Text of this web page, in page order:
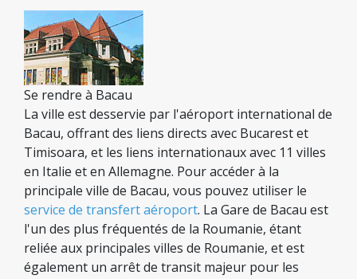
Se rendre à Bacau
La ville est desservie par l'aéroport international de
Bacau, offrant des liens directs avec Bucarest et
Timisoara, et les liens internationaux avec 11 villes
en Italie et en Allemagne. Pour accéder à la
principale ville de Bacau, vous pouvez utiliser le
service de transfert aéroport. La Gare de Bacau est
l'un des plus fréquentés de la Roumanie, étant
reliée aux principales villes de Roumanie, et est
également un arrêt de transit majeur pour les